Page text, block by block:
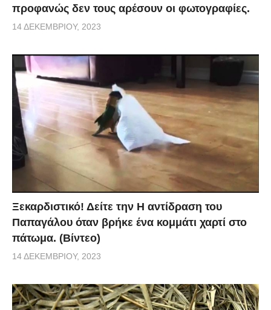
προφανώς δεν τους αρέσουν οι φωτογραφίες.
14 ΔΕΚΕΜΒΡΊΟΥ, 2023
Ξεκαρδιστικό! Δείτε την Η αντίδραση του
Παπαγάλου όταν βρήκε ένα κομμάτι χαρτί στο
πάτωμα. (Βίντεο)
14 ΔΕΚΕΜΒΡΊΟΥ, 2023